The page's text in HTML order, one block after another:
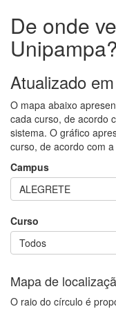
De onde
Unipampa?
Atualizado
O mapa abaixo
cada curso, de acordo
sistema. O gráfico
curso, de acordo com
Campus
ALEGRETE
Curso
Todos
Mapa de
O raio do círculo é